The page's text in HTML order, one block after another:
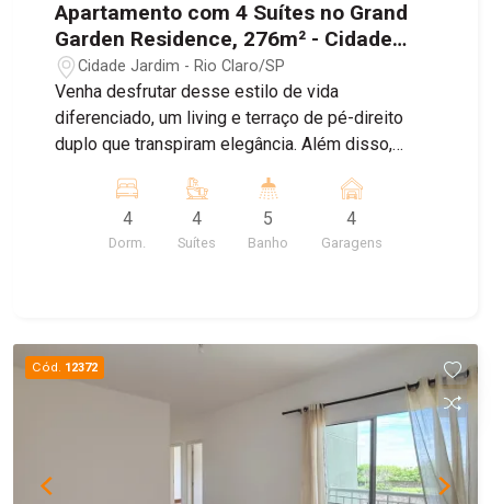
Apartamento com 4 Suítes no Grand
Garden Residence, 276m² - Cidade
Jardim, Rio Claro/SP
Cidade Jardim - Rio Claro/SP
Venha desfrutar desse estilo de vida
diferenciado, um living e terraço de pé-direito
duplo que transpiram elegância. Além disso,
Garagem. Com portaria blindada, um espaço pet
pensado com carinho para seus companheiros de
quatro patas, elevadores social e de serviço
criativas.
4
Dorm.
4
Suítes
5
Banho
4
Garagens
Cód. 12372